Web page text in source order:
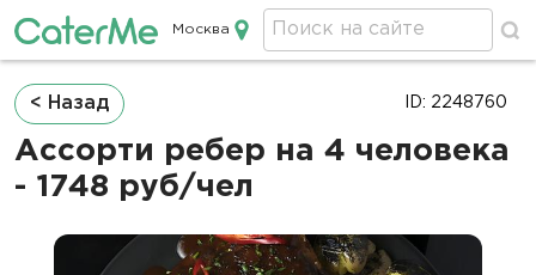
Кейтеринг в Москве
Москва
Строка
навигации
< Назад
Ассорти ребер на 4 человека
- 1748 руб/чел
ID: 2248760